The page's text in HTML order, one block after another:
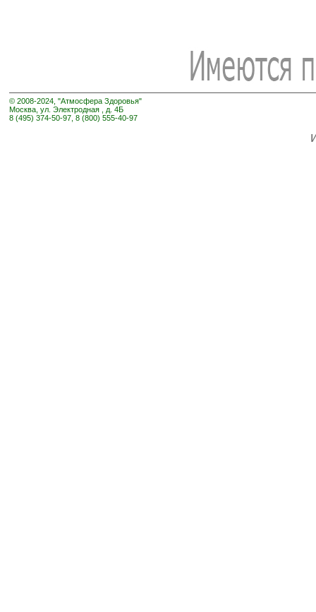
© 2008-2024, "Атмосфера Здоровья"
Москва, ул. Электродная , д. 4Б
8 (495) 374-50-97, 8 (800) 555-40-97